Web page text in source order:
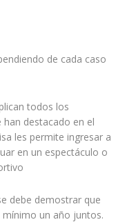
de cada caso
todos los
destacado en el
les permite ingresar a
en un espectáculo o
debe demostrar que
un año juntos.